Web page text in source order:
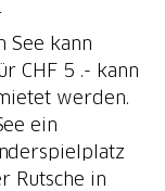
See kann
CHF 5 .- kann
werden.
ein
Rutsche in